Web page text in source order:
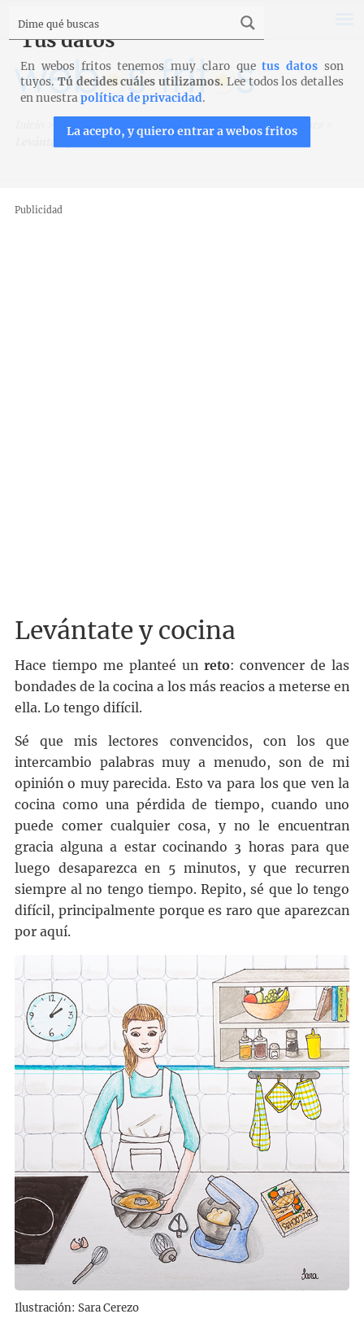
Trucos, técnicas y productos La cesta de la compra
Levántate y cocina
Publicidad
Levántate y cocina
Hace tiempo me planteé unreto: convencer de las
bondades de la cocina a los más reacios a meterse en
ella. Lo tengo difícil.
Sé que mis lectores convencidos, con los que
intercambio palabras muy a menudo, son de mi
opinión o muy parecida. Esto va para los que ven la
cocina como una pérdida de tiempo, cuando uno
puede comer cualquier cosa, y no le encuentran
gracia alguna a estar cocinando 3 horas para que
luego desaparezca en 5 minutos, y que recurren
siempre al no tengo tiempo. Repito, sé que lo tengo
difícil, principalmente porque es raro que aparezcan
por aquí.
Ilustración: Sara Cerezo
Tus datos
En webos fritos tenemos muy claro quetus datos son
tuyos. Tú decides cuáles utilizamos. Lee todos los detalles
en nuestrapolítica de privacidad.
La acepto, y quiero entrar a webos fritos